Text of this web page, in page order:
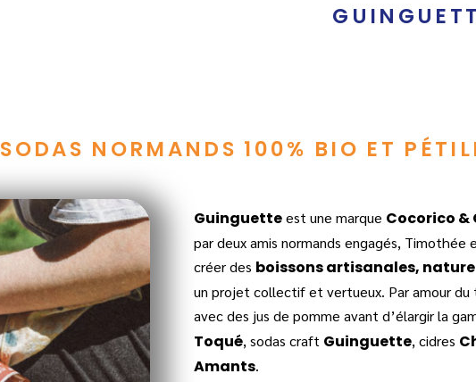
SODAS NORMANDS 100% BIO ET
Guinguetteest une marque Cocorico &
par deux amis normands engagés, Timothée
créer des boissons artisanales,
un projet collectif et vertueux. Par amour du
avec des jus de pomme avant d’élargir la
Toqué, sodas craft Guinguette, cidres
Amants.